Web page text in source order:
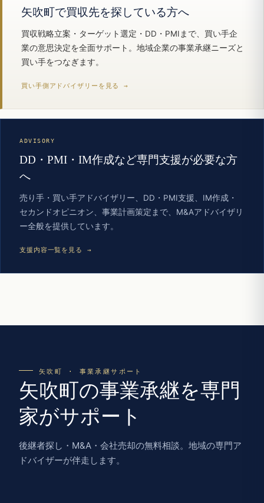
矢吹町で買収先を探している方へ
買収戦略立案・ターゲット選定・DD・PMIまで、買い手企
業の意思決定を全面サポート。地域企業の事業承継ニーズと
買い手をつなぎます。
買い手側アドバイザリーを見る →
ADVISORY
DD・PMI・IM作成など専門支援が必要な方
へ
売り手・買い手アドバイザリー、DD・PMI支援、IM作成・
セカンドオピニオン、事業計画策定まで、M&Aアドバイザリ
ー全般を提供しています。
支援内容一覧を見る →
矢吹町 · 事業承継サポート
矢吹町の事業承継を専門
家がサポート
後継者探し・M&A・会社売却の無料相談。地域の専門ア
ドバイザーが伴走します。